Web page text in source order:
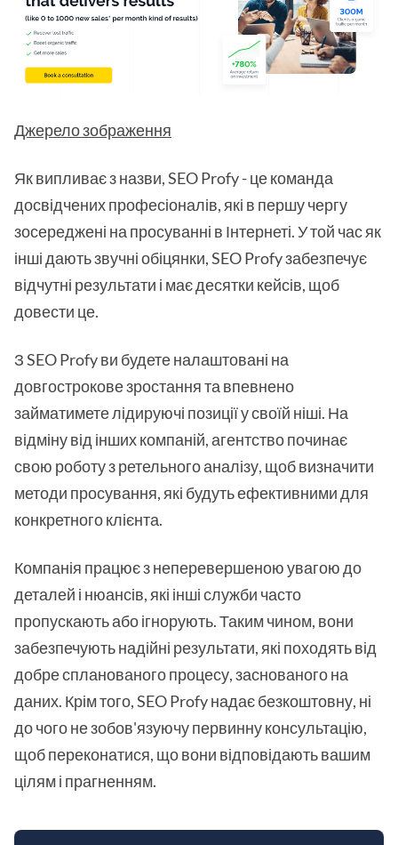
Джерело зображення
Як випливає з назви, SEO Profy - це команда
досвідчених професіоналів, які в першу чергу
зосереджені на просуванні в Інтернеті. У той час як
інші дають звучні обіцянки, SEO Profy забезпечує
відчутні результати і має десятки кейсів, щоб
довести це.
З SEO Profy ви будете налаштовані на
довгострокове зростання та впевнено
займатимете лідируючі позиції у своїй ніші. На
відміну від інших компаній, агентство починає
свою роботу з ретельного аналізу, щоб визначити
методи просування, які будуть ефективними для
конкретного клієнта.
Компанія працює з неперевершеною увагою до
деталей і нюансів, які інші служби часто
пропускають або ігнорують. Таким чином, вони
забезпечують надійні результати, які походять від
добре спланованого процесу, заснованого на
даних. Крім того, SEO Profy надає безкоштовну, ні
до чого не зобов'язуючу первинну консультацію,
щоб переконатися, що вони відповідають вашим
цілям і прагненням.